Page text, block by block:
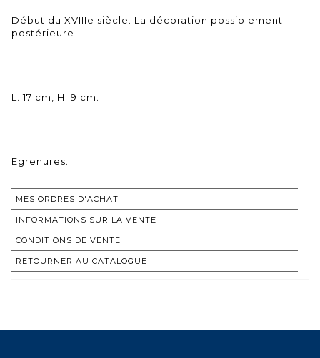
Début du XVIIIe siècle. La décoration possiblement
postérieure
L. 17 cm, H. 9 cm.
MES ORDRES D'ACHAT
INFORMATIONS SUR LA VENTE
CONDITIONS DE VENTE
RETOURNER AU CATALOGUE